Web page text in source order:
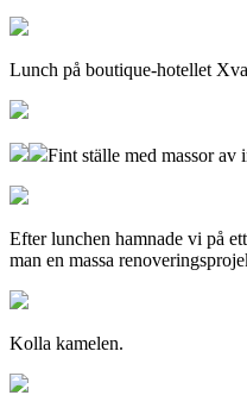
Lunch på boutique-hotellet
Fint ställe med massor av
Efter lunchen hamnade vi på
man en massa
Kolla kamelen.